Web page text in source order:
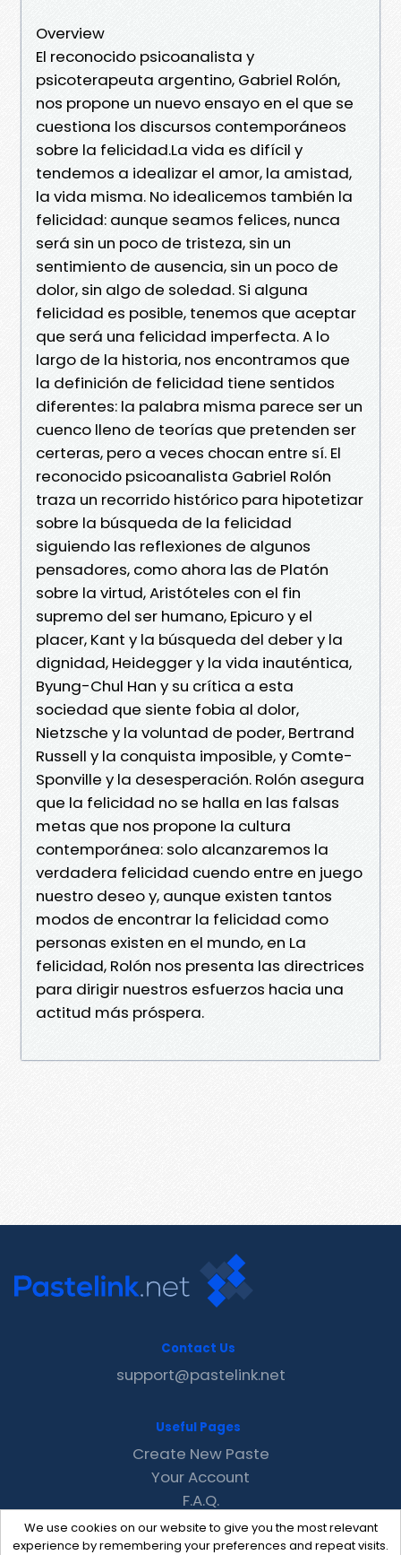
Overview
El reconocido psicoanalista y
psicoterapeuta argentino, Gabriel Rolón,
nos propone un nuevo ensayo en el que se
cuestiona los discursos contemporáneos
sobre la felicidad.La vida es difícil y
tendemos a idealizar el amor, la amistad,
la vida misma. No idealicemos también la
felicidad: aunque seamos felices, nunca
será sin un poco de tristeza, sin un
sentimiento de ausencia, sin un poco de
dolor, sin algo de soledad. Si alguna
felicidad es posible, tenemos que aceptar
que será una felicidad imperfecta. A lo
largo de la historia, nos encontramos que
la definición de felicidad tiene sentidos
diferentes: la palabra misma parece ser un
cuenco lleno de teorías que pretenden ser
certeras, pero a veces chocan entre sí. El
reconocido psicoanalista Gabriel Rolón
traza un recorrido histórico para hipotetizar
sobre la búsqueda de la felicidad
siguiendo las reflexiones de algunos
pensadores, como ahora las de Platón
sobre la virtud, Aristóteles con el fin
supremo del ser humano, Epicuro y el
placer, Kant y la búsqueda del deber y la
dignidad, Heidegger y la vida inauténtica,
Byung-Chul Han y su crítica a esta
sociedad que siente fobia al dolor,
Nietzsche y la voluntad de poder, Bertrand
Russell y la conquista imposible, y Comte-
Sponville y la desesperación. Rolón asegura
que la felicidad no se halla en las falsas
metas que nos propone la cultura
contemporánea: solo alcanzaremos la
verdadera felicidad cuendo entre en juego
nuestro deseo y, aunque existen tantos
modos de encontrar la felicidad como
personas existen en el mundo, en La
felicidad, Rolón nos presenta las directrices
para dirigir nuestros esfuerzos hacia una
actitud más próspera.
We use cookies on our website to give you the most relevant
experience by remembering your preferences and repeat visits.
Contact Us
support@pastelink.net
Useful Pages
Create New Paste
Your Account
F.A.Q.
Recent
Contact